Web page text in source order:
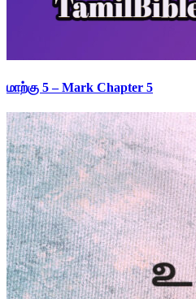
மாற்கு 5 – Mark Chapter 5